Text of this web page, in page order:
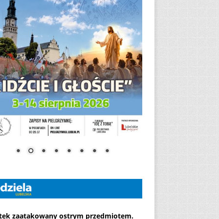
zaatakowany ostrym przedmiotem.